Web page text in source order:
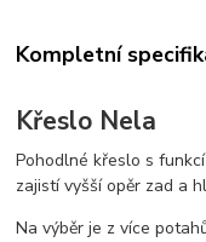
Kompletní
Křeslo Nela
Pohodlné křeslo s
zajistí vyšší opěr zad a
Na výběr je z více